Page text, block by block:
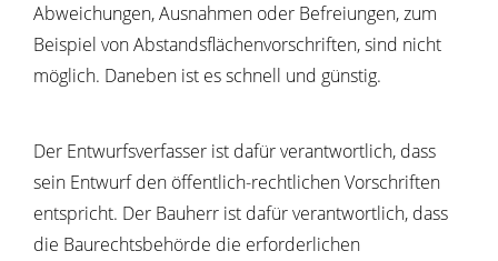
Abweichungen, Ausnahmen oder Befreiungen, zum
Beispiel von Abstandsflächenvorschriften, sind nicht
möglich. Daneben ist es schnell und günstig.
Der Entwurfsverfasser ist dafür verantwortlich, dass
sein Entwurf den öffentlich-rechtlichen Vorschriften
entspricht. Der Bauherr ist dafür verantwortlich, dass
die Baurechtsbehörde die erforderlichen